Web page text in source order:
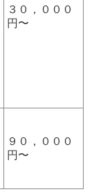
３０，０００
円〜
９０，０００
円〜